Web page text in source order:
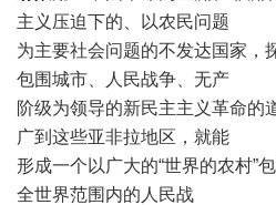
主义压迫下的、以农民问题
为主要社会问题的不发达国家，
包围城市、人民战争、无产
阶级为领导的新民主主义革命的
广到这些亚非拉地区，就能
形成一个以广大的“世界的农村”
全世界范围内的人民战